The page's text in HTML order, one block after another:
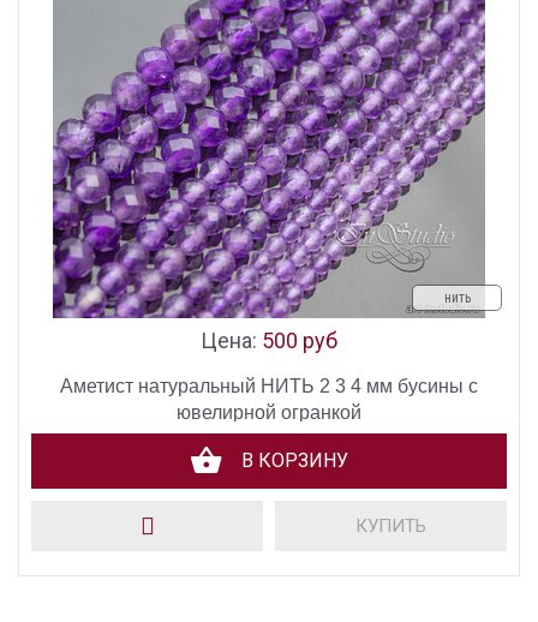
нить
Цена: 500 руб
Аметист натуральный НИТЬ 2 3 4 мм бусины с
ювелирной огранкой
В КОРЗИНУ
КУПИТЬ